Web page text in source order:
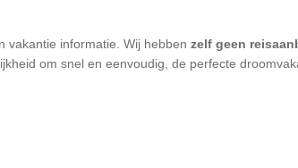
vakantie informatie. Wij hebben zelf geen
om snel en eenvoudig, de perfecte